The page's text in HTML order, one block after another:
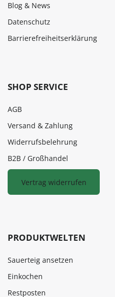
Blog & News
Datenschutz
Barrierefreiheitserklärung
SHOP SERVICE
AGB
Versand & Zahlung
Widerrufsbelehrung
B2B / Großhandel
Vertrag widerrufen
PRODUKTWELTEN
Sauerteig ansetzen
Einkochen
Restposten